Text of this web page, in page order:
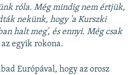
róla. Még mindig nem értjük,
nekünk, hogy 'a Kurszki
halt meg', és ennyi. Még csak
egyik rokona.
Európával, hogy az orosz